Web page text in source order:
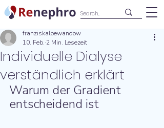
Individuelle Dialyse
verständlich erklärt
franziskaloewandow
10. Feb. 2 Min. Lesezeit
Warum der Gradient
entscheidend ist